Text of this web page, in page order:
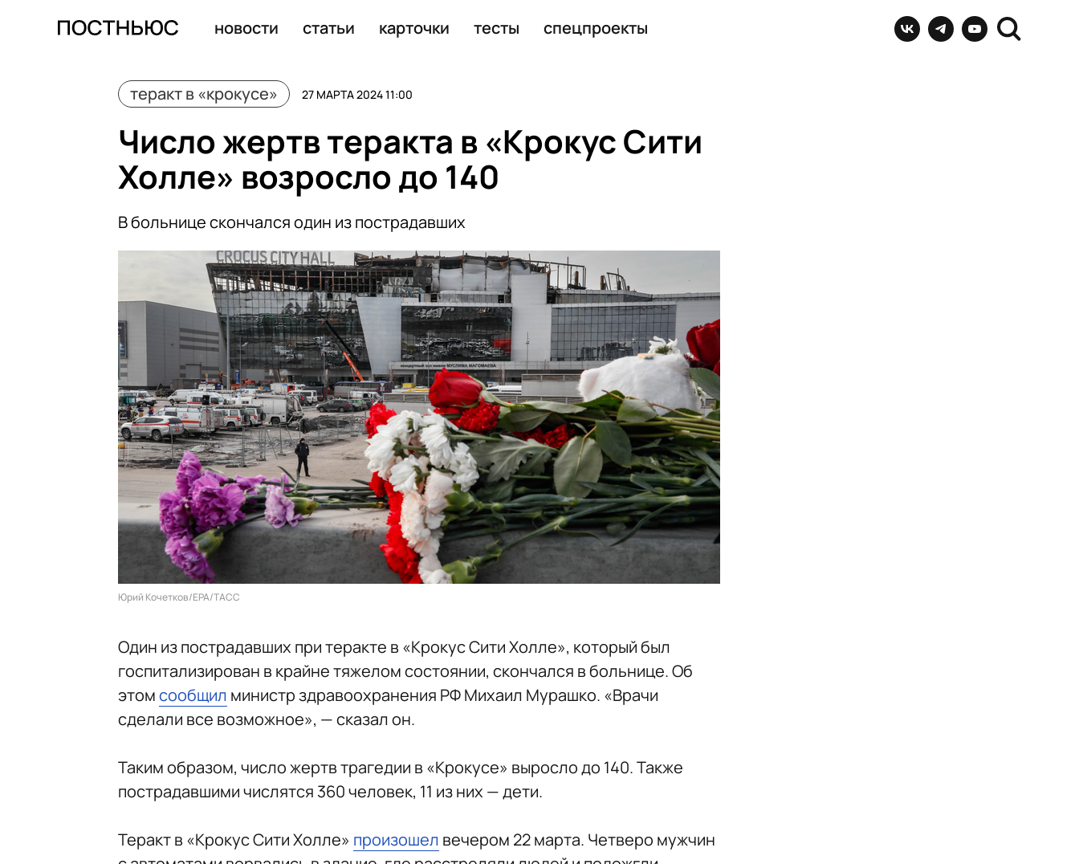
новости статьи карточки тесты спецпроекты
теракт в «крокусе» 27 МАРТА 2024 11:00
Число жертв теракта в «Крокус Сити
Холле» возросло до 140
В больнице скончался один из пострадавших
Юрий Кочетков/EPA/ТАСС
Один из пострадавших при теракте в «Крокус Сити Холле», который был
госпитализирован в крайне тяжелом состоянии, скончался в больнице. Об
этомсообщил министр здравоохранения РФ Михаил Мурашко. «Врачи
сделали все возможное», — сказал он.
Таким образом, число жертв трагедии в «Крокусе» выросло до 140. Также
пострадавшими числятся 360 человек, 11 из них — дети.
Теракт в «Крокус Сити Холле» произошел вечером 22 марта. Четверо мужчин